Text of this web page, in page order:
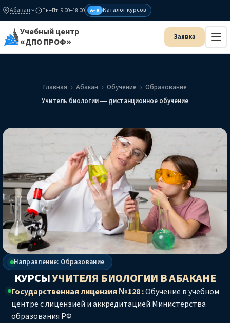
Абакан Пн–Пт: 9:00–18:00 А–Я Каталог курсов
Учебный центр
«ДПО ПРОФ»
Главная Абакан Обучение
Образование
Учитель биологии — дистанционное обучение
Направление: Образование
КУРСЫУЧИТЕЛЯ БИОЛОГИИ В АБАКАНЕ
Государственная лицензия №128 :Обучение в учебном
центре с лицензией и аккредитацией Министерства
образования РФ